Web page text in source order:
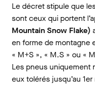
Le décret stipule que
sont ceux qui portent
Mountain Snow Flake)
en forme de montagne
« M+S », « M.S » ou «
Les pneus uniquement
eux tolérés jusqu’au